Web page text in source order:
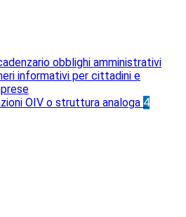
obblighi amministrativi
informativi per cittadini e
OIV o struttura analoga 4